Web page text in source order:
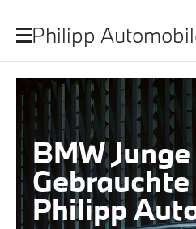
Philipp
BMW Junge
Gebrauchte
Philipp